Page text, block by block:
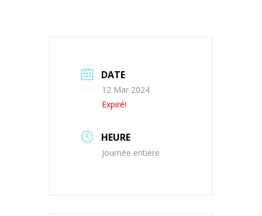
DATE
12 Mar 2024
Expiré!
HEURE
Journée entière